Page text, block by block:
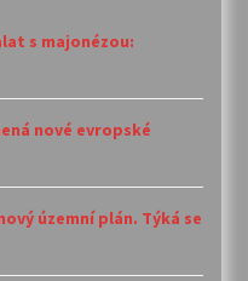
s majonézou:
nové evropské
územní plán. Týká se